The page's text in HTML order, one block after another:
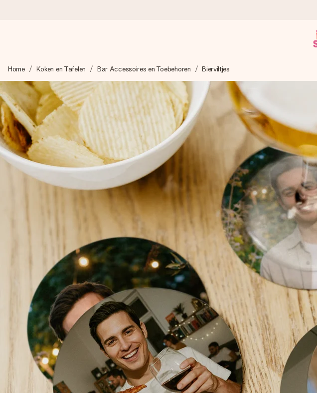
We maken jouw cadeau met zorg en zorgen dat het razendsnel onderweg is - zodat jij
4,8 (gebaseerd op +8.000 reviews)
Onze cadeaus worden gewaardeerd. Klanten beoordelen ons met een 4,7 op Google
Gratis wenskaartje
Je maakt in een paar stappen iets unieks – met haar naam, jullie foto of een boodschap
Home Koken en Tafelen Bar Accessoires en Toebehoren Bierviltjes